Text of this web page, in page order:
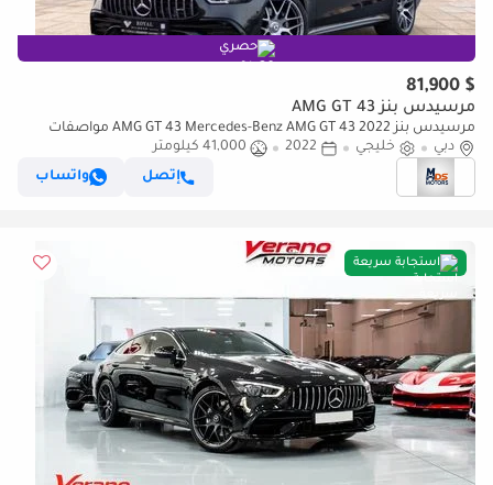
حصري
$ 81,900
مرسيدس بنز AMG GT 43
مرسيدس بنز AMG GT 43 Mercedes-Benz AMG GT 43 2022 مواصفات
خليجية
دبي خليجي 2022
41,000 كيلومتر
إتصل
واتساب
استجابة سريعة